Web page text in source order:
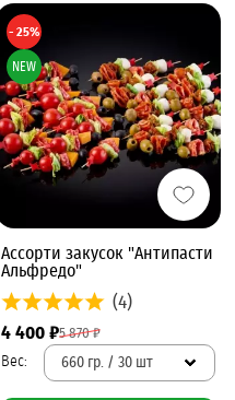
Ассорти закусок "Антипасти
Альфредо"
(4)
5 870 ₽
4 400 ₽
660 гр. / 30 шт
- 25%
NEW